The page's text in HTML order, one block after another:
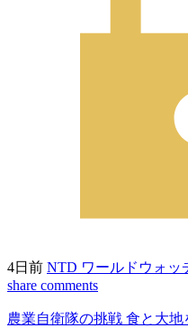
4日前 NTD ワールドウォッ
share comments
農業自衛隊の挑戦 食と大